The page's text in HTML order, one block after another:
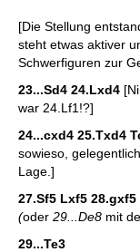
[Die Stellung
steht etwas aktiver
Schwerfiguren zur
23...Sd4 24.Lxd4
war 24.Lf1!?]
24...cxd4 25.Txd4
sowieso,
Lage.]
27.Sf5 Lxf5 28.gxf5
(oder 29...De8 mit
29...Te3